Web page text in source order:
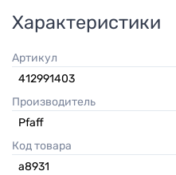
Характеристики
Артикул
412991403
Производитель
Pfaff
Код товара
а8931